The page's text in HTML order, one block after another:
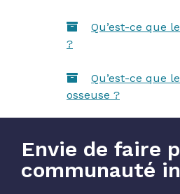
Qu’est-ce que
?
Qu’est-ce que
osseuse ?
Envie de faire
communauté